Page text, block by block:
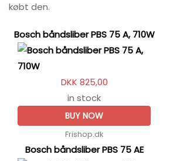
købt den.
Bosch båndsliber PBS 75 A, 710W
DKK 825,00
in stock
BUY NOW
Frishop.dk
Bosch båndsliber PBS 75 AE